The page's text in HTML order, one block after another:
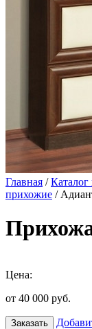
Главная /
прихожие /
Цена:
от 40 000 руб.
Заказать